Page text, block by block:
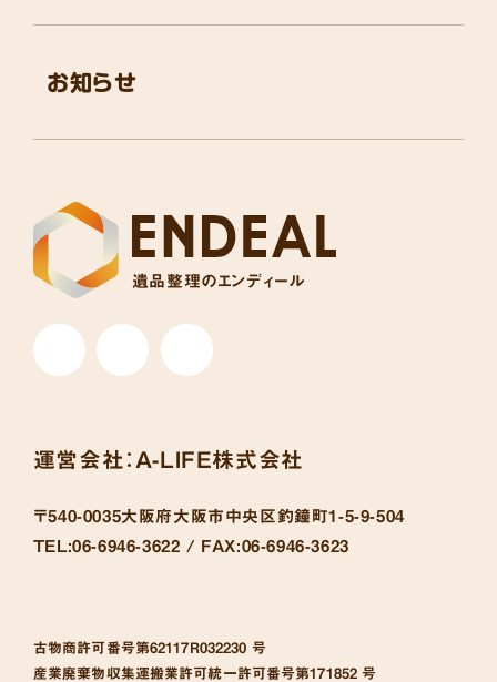
遺品整理のエンディール
お知らせ
運営会社： A-LIFE株式会社
〒540-0035大阪府大阪市中央区釣鐘町1-5-9-504
TEL:06-6946-3622 / FAX:06-6946-3623
古物商許可番号第62117R032230 号
産業廃棄物収集運搬業許可統一許可番号第171852 号